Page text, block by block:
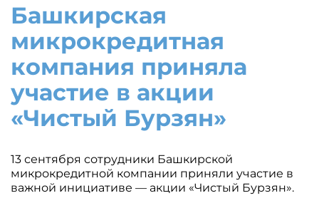
Башкирская
микрокредитная
компания приняла
участие в акции
«Чистый Бурзян»
13 сентября сотрудники Башкирской
микрокредитной компании приняли участие в
важной инициативе — акции «Чистый Бурзян».